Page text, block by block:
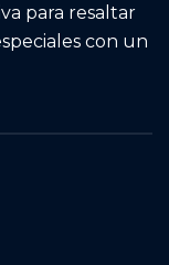
para resaltar
con un